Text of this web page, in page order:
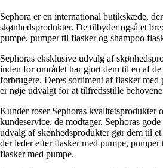
Sephora er en international butikskæde,
skønhedsprodukter. De tilbyder også et
pumpe, pumper til flasker og shampoo
Sephoras eksklusive udvalg af
inden for området har gjort dem til en af
forbrugere. Deres sortiment af flasker
er nøje udvalgt for at tilfredsstille
Kunder roser Sephoras kvalitetsprodukter
kundeservice, de modtager. Sephoras
udvalg af skønhedsprodukter gør dem til
der leder efter flasker med pumpe,
flasker med pumpe.